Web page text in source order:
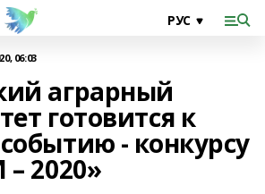
06:03
аграрный
готовится к
- конкурсу
2020»